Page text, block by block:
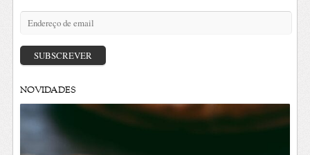
Endereço
email
SUBSCREVER
NOVIDADES